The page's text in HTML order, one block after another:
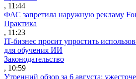
, 11:44
ФАС запретила наружную рекламу
Практика
, 11:23
IT-бизнес просит упростить
для обучения ИИ
Законодательство
, 10:59
Утренний обзор за 6 августа: